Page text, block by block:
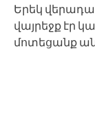
Երեկ
վայրեջք էր
մոտեցանք